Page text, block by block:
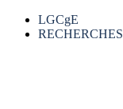
LGCgE
RECHERCHES